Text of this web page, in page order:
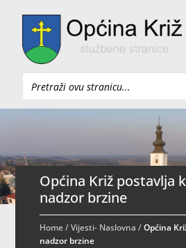
Pretraži
Općina Križ postavlja
nadzor brzine
Home/Vijesti- Naslovna /Općina
nadzor brzine